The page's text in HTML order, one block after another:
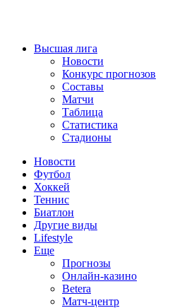
Высшая лига
Новости
Конкурс прогнозов
Составы
Матчи
Таблица
Статистика
Стадионы
Новости
Футбол
Хоккей
Теннис
Биатлон
Другие виды
Lifestyle
Еще
Прогнозы
Онлайн-казино
Betera
Матч-центр